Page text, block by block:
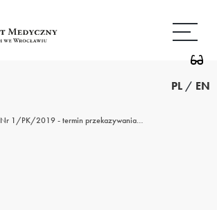
PL / EN
Nr 1/PK/2019 - termin przekazywania…